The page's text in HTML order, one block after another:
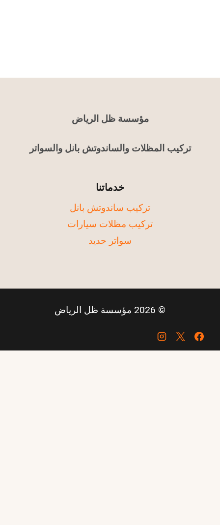
مؤسسة ظل الرياض
تركيب المظلات والساندوتش بانل والسواتر
خدماتنا
تركيب ساندوتش بانل
تركيب مظلات سيارات
سواتر حديد
© 2026 مؤسسة ظل الرياض